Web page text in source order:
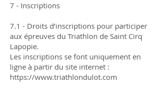
7 - Inscriptions
7.1 - Droits d’inscriptions pour participer
aux épreuves du Triathlon de Saint Cirq
Lapopie.
Les inscriptions se font uniquement en
ligne à partir du site internet :
https://www.triathlondulot.com